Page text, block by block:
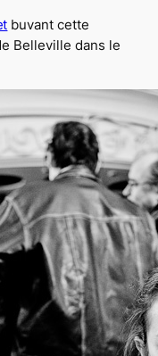
buvant cette
Belleville dans le